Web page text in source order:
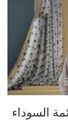
السوداء